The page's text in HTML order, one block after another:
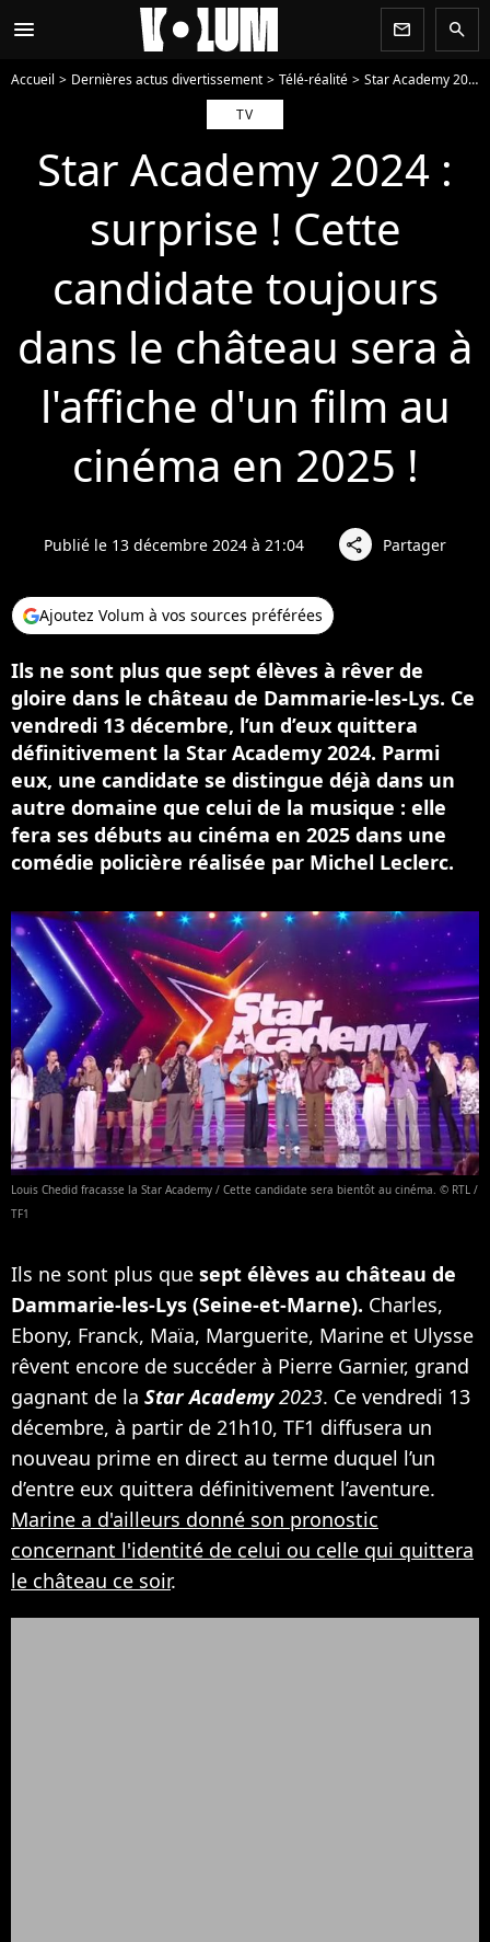
menu newsletter search
Accueil Dernières actus divertissement Télé-réalité
Star Academy 2025
TV
Star Academy 2024 :
surprise ! Cette
candidate toujours
dans le château sera à
l'affiche d'un film au
cinéma en 2025 !
Publié le 13 décembre 2024 à 21:04 share Partager
Ajoutez Volum à vos sources préférées
Ils ne sont plus que sept élèves à rêver de
gloire dans le château de Dammarie-les-Lys. Ce
vendredi 13 décembre, l’un d’eux quittera
définitivement la Star Academy 2024. Parmi
eux, une candidate se distingue déjà dans un
autre domaine que celui de la musique : elle
fera ses débuts au cinéma en 2025 dans une
comédie policière réalisée par Michel Leclerc.
Louis Chedid fracasse la Star Academy / Cette candidate sera bientôt au cinéma. © RTL /
TF1
Ils ne sont plus que sept élèves au château de
Dammarie-les-Lys (Seine-et-Marne). Charles,
Ebony, Franck, Maïa, Marguerite, Marine et Ulysse
rêvent encore de succéder à Pierre Garnier, grand
gagnant de la Star Academy2023. Ce vendredi 13
décembre, à partir de 21h10, TF1 diffusera un
nouveau prime en direct au terme duquel l’un
d’entre eux quittera définitivement l’aventure.
Marine a d'ailleurs donné son pronostic
concernant l'identité de celui ou celle qui quittera
le château ce soir.